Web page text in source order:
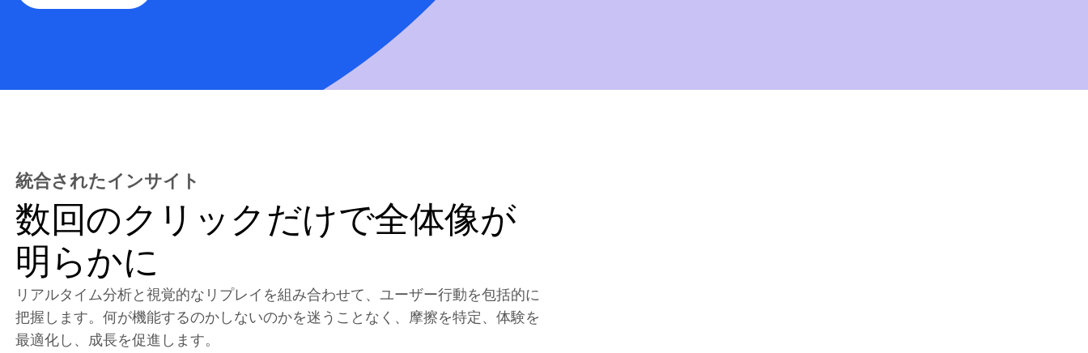
統合されたインサイト
数回のクリックだけで全体像が
明らかに
リアルタイム分析と視覚的なリプレイを組み合わせて、ユーザー行動を包括的に
把握します。何が機能するのかしないのかを迷うことなく、摩擦を特定、体験を
最適化し、成長を促進します。